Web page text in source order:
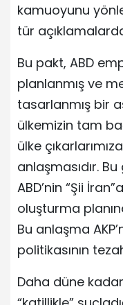
kamuoyunu
tür
Bu pakt, ABD
planlanmış ve
tasarlanmış bir
ülkemizin tam
ülke
anlaşmasıdır.
ABD’nin “Şii
oluşturma
Bu anlaşma
politikasının
Daha düne